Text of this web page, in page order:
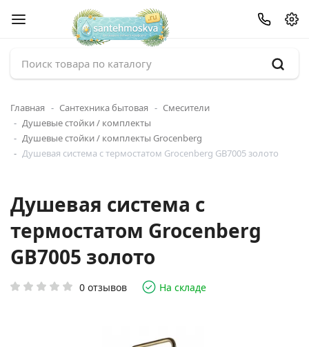
Главная Сантехника бытовая
Смесители
Душевые стойки / комплекты
Душевые стойки / комплекты Grocenberg
Душевая система с термостатом Grocenberg GB7005 золото
Душевая система с
термостатом Grocenberg
GB7005 золото
0 отзывов На складе